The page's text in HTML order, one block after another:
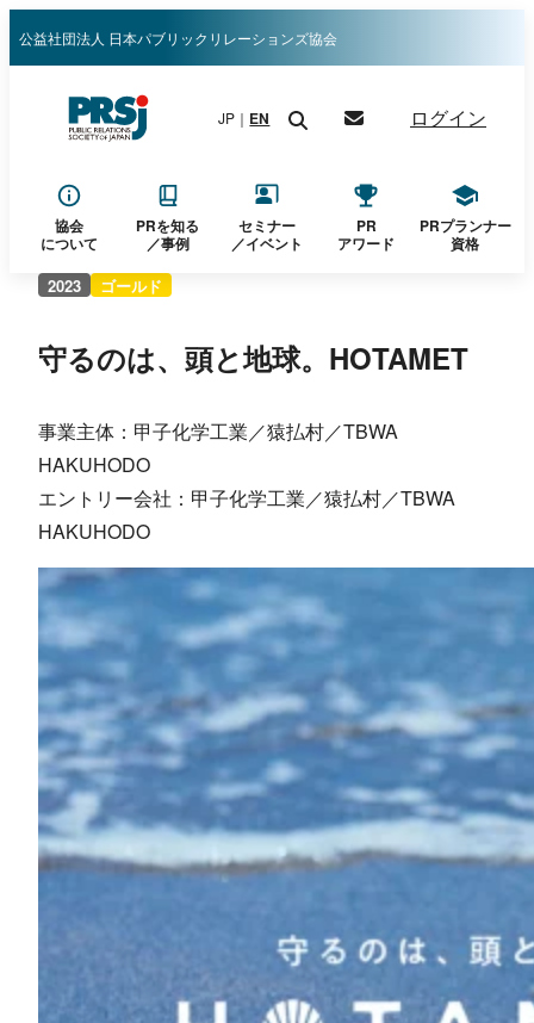
公益社団法人 日本パブリックリレーションズ協会
JP｜ EN ログイン
協会
について
PRを知る
／事例
セミナー
／イベント
PR
アワード
PRプランナー
資格
2023 ゴールド
守るのは、頭と地球。HOTAMET
事業主体：甲子化学工業／猿払村／TBWA
HAKUHODO
エントリー会社：甲子化学工業／猿払村／TBWA
HAKUHODO